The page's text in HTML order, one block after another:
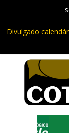
Divulgado
Mapa da
em boa posição.
Morador
Roselândia
Itapevi: Em duas
Sebrae promove